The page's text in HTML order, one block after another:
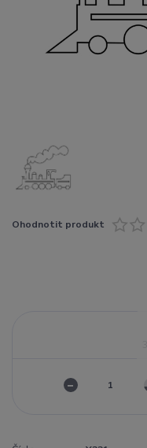
Ohodnotit produkt